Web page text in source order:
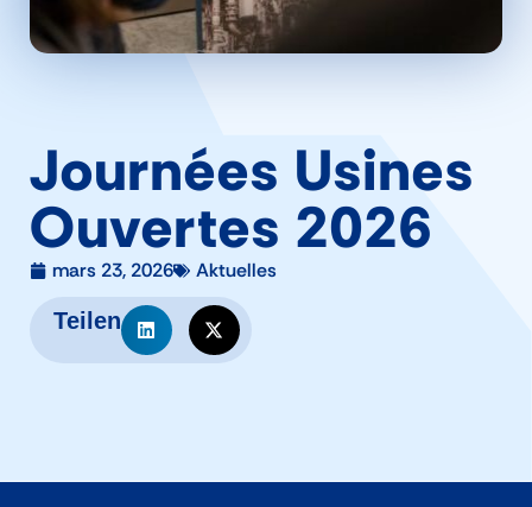
Journées Usines
Ouvertes 2026
mars 23, 2026 Aktuelles
Teilen